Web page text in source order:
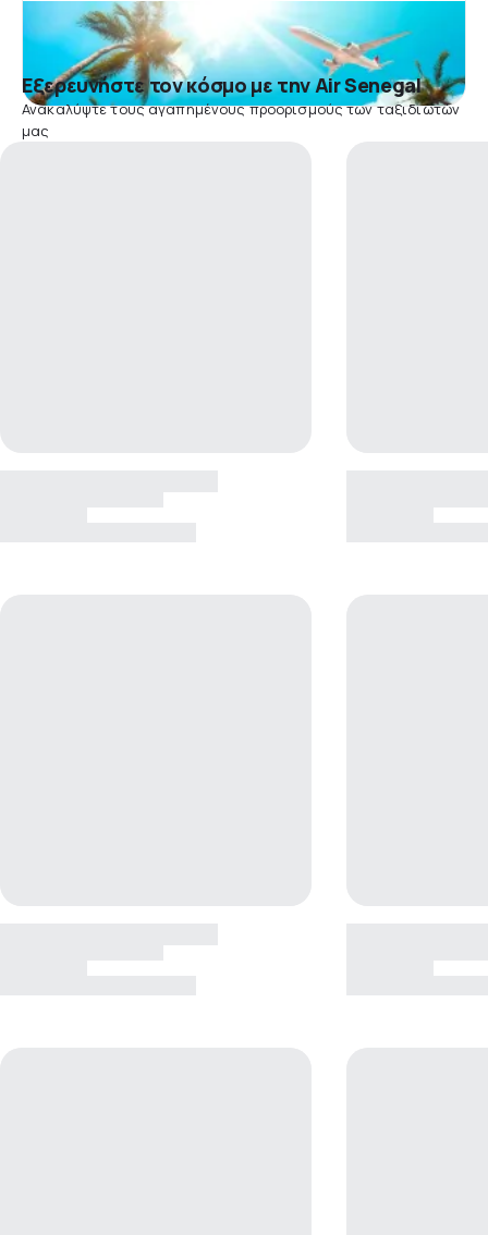
Εξερευνήστε τον κόσμο με την Air Senegal
Ανακαλύψτε τους αγαπημένους προορισμούς των ταξιδιωτών
μας